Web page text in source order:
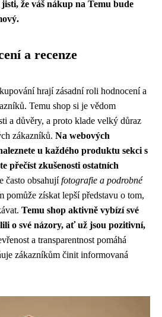
že váš nákup na Temu bude
a recenze
hrají zásadní roli hodnocení a
Temu shop si je vědom
a důvěry, a proto klade velký důraz
zákazníků. Na webových
u každého produktu sekci s
přečíst zkušenosti ostatních
často obsahujífotografie a podrobné
pomůže získat lepší představu o tom,
Temu shop aktivně vybízí své
o své názory, ať už jsou pozitivní,
a transparentnost pomáhá
zákazníkům činit informovaná